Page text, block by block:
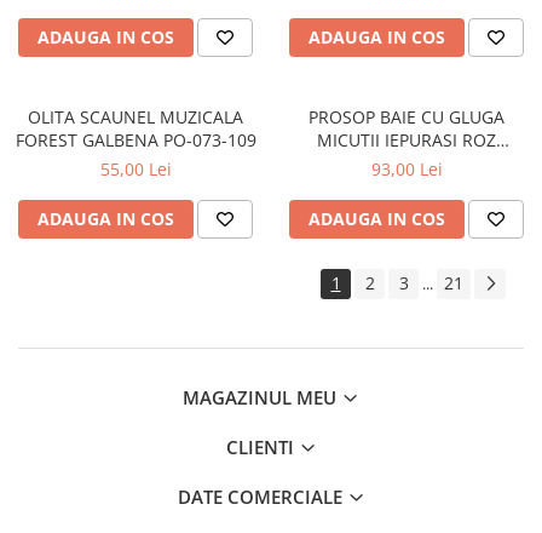
ADAUGA IN COS ADAUGA IN COS
OLITA SCAUNEL MUZICALA
FOREST GALBENA PO-073-109
55,00 Lei
ADAUGA IN COS
PROSOP BAIE CU GLUGA
MICUTII IEPURASI ROZ
80x80CM KR-008-104
93,00 Lei
ADAUGA IN COS
1 2 3 ... 21
MAGAZINUL MEU
CLIENTI
DATE COMERCIALE